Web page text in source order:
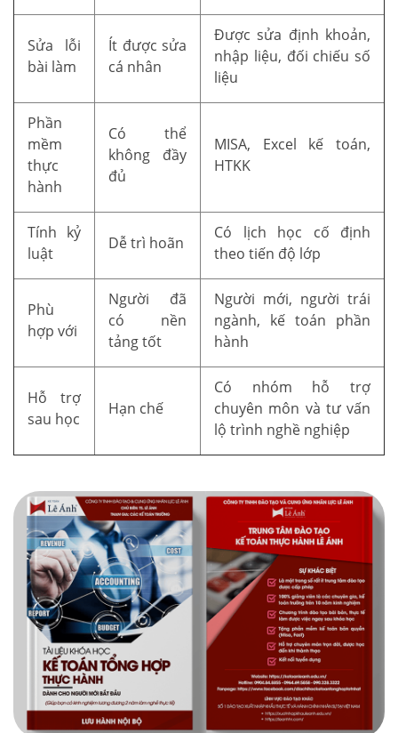
Sửa lỗi
bài làm
Ít được sửa
cá nhân
Được sửa định khoản,
nhập liệu, đối chiếu số
liệu
Phần
mềm
thực
hành
Có thể
không đầy
đủ
MISA, Excel kế toán,
HTKK
Tính kỷ
luật
Dễ trì hoãn
Có lịch học cố định
theo tiến độ lớp
Phù
hợp với
Người đã
có nền
tảng tốt
Người mới, người trái
ngành, kế toán phần
hành
Hỗ trợ
sau học
Hạn chế
Có nhóm hỗ trợ
chuyên môn và tư vấn
lộ trình nghề nghiệp